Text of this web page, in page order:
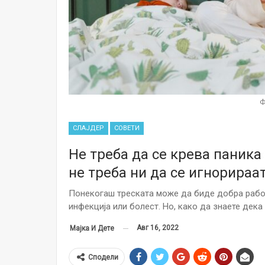
СЛАЈДЕР СОВЕТИ
Не треба да се крева
не треба ни да се
Понекогаш треската може да биде добра
инфекција или болест. Но, како да знаете
Мајка И Дете Авг 16, 2022
Сподели